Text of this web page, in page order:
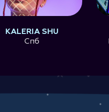
KALERIA SHU
Спб